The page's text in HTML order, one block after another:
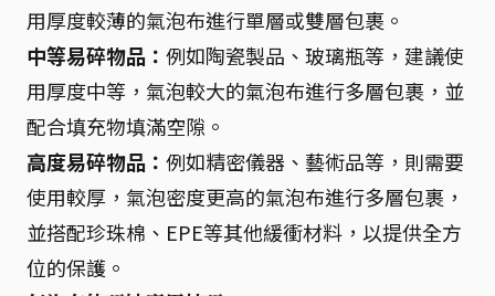
用厚度較薄的氣泡布進行單層或雙層包裹。
中等易碎物品： 例如陶瓷製品、玻璃瓶等，建議使
用厚度中等，氣泡較大的氣泡布進行多層包裹，並
配合填充物填滿空隙。
高度易碎物品： 例如精密儀器、藝術品等，則需要
使用較厚，氣泡密度更高的氣泡布進行多層包裹，
並搭配珍珠棉、EPE等其他緩衝材料，以提供全方
位的保護。